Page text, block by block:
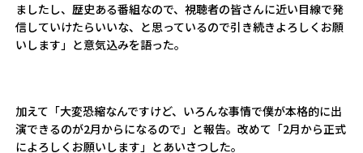
ましたし、歴史ある番組なので、視聴者の皆さんに近い目線で発
信していけたらいいな、と思っているので引き続きよろしくお願
いします」と意気込みを語った。
加えて「大変恐縮なんですけど、いろんな事情で僕が本格的に出
演できるのが2月からになるので」と報告。改めて「2月から正式
によろしくお願いします」とあいさつした。